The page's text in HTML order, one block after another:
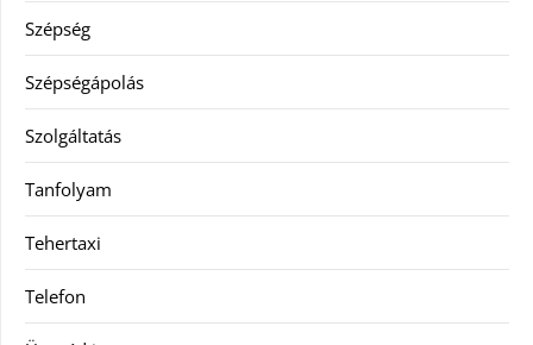
Szépség
Szépségápolás
Szolgáltatás
Tanfolyam
Tehertaxi
Telefon